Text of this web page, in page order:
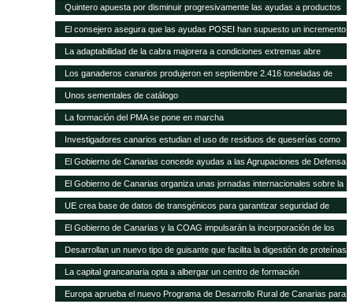
Quintero apuesta por disminuir progresivamente las ayudas a productos
importados en favor de las producciones locales
El consejero asegura que las ayudas POSEI han supuesto un incremento
del empleo y del asociacionismo
La adaptabilidad de la cabra majorera a condiciones extremas abre
nuevas vías de intercambio para el caprino canario
Los ganaderos canarios produjeron en septiembre 2.416 toneladas de
leche
Unos sementales de catálogo
La formación del PMA se pone en marcha
Investigadores canarios estudian el uso de residuos de queserías como
alimento para el caprino
El Gobierno de Canarias concede ayudas a las Agrupaciones de Defensa
Sanitaria Ganadera por valor de 300.000 euros
El Gobierno de Canarias organiza unas jornadas internacionales sobre la
ganadería como herramienta para el desarrollo en zonas áridas
UE crea base de datos de transgénicos para garantizar seguridad de
piensos
El Gobierno de Canarias y la COAG impulsarán la incorporación de los
jóvenes en el sector primario
Desarrollan un nuevo tipo de guisante que facilita la digestión de proteínas
La capital grancanaria opta a albergar un centro de formación
internacional del Programa Mundial de Alimentos
Europa aprueba el nuevo Programa de Desarrollo Rural de Canarias para